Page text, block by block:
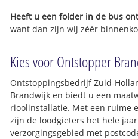
Heeft u een folder in de bus
want dan zijn wij zéér
Kies voor Ontstopper
Ontstoppingsbedrijf Zuid-
Brandwijk en biedt u een
rioolinstallatie. Met een ruime
zijn de loodgieters het hele
verzorgingsgebied met